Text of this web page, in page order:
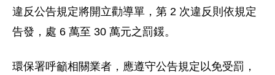
違反公告規定將開立勸導單，第 2 次違反則依規定
告發，處 6 萬至 30 萬元之罰鍰。
環保署呼籲相關業者，應遵守公告規定以免受罰，